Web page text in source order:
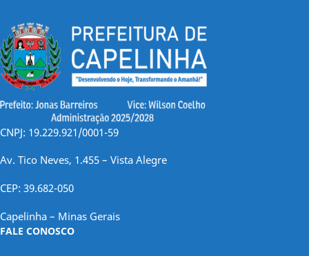
CNPJ: 19.229.921/0001-59
Av. Tico Neves, 1.455 – Vista Alegre
CEP: 39.682-050
Capelinha – Minas Gerais
FALE CONOSCO